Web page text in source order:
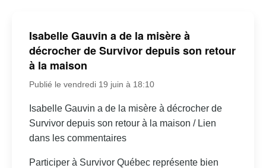
Isabelle Gauvin a de la misère à
décrocher de Survivor depuis son retour
à la maison
Publié le vendredi 19 juin à 18:10
Isabelle Gauvin a de la misère à décrocher de
Survivor depuis son retour à la maison / Lien
dans les commentaires
Participer à Survivor Québec représente bien